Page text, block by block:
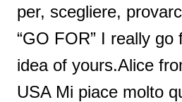
per, scegliere,
“GO FOR” I really go
idea of yours.Alice
USA Mi piace molto